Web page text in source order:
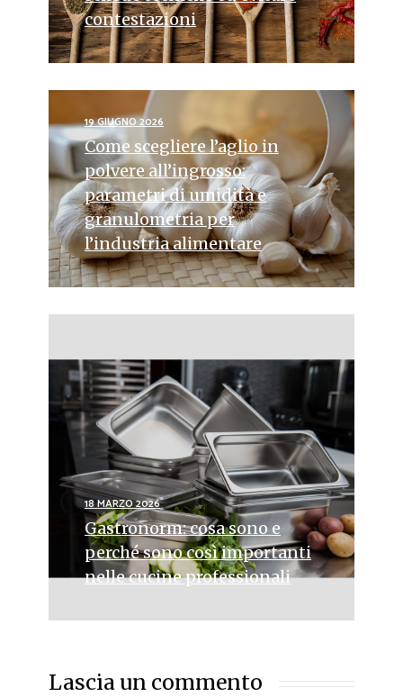
contestazioni
19 GIUGNO 2026
Come scegliere l’aglio in
polvere all’ingrosso:
parametri di umidità e
granulometria per
l’industria alimentare
18 MARZO 2026
Gastronorm: cosa sono e
perché sono così importanti
nelle cucine professionali
Lascia un commento